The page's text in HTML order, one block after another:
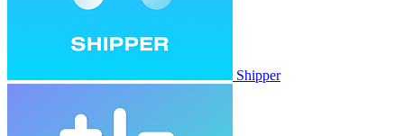
Shipper